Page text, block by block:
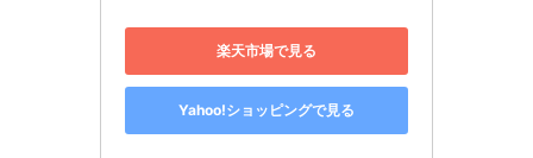
楽天市場で見る
Yahoo!ショッピングで見る